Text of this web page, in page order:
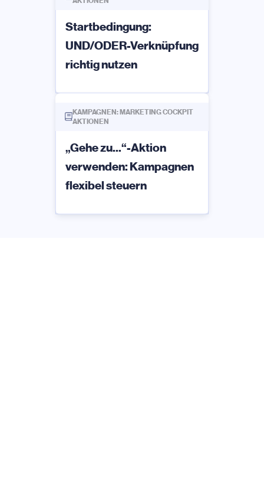
Startbedingung:
UND/ODER-Verknüpfung
richtig nutzen
KAMPAGNEN: MARKETING COCKPIT
AKTIONEN
„Gehe zu...“-Aktion
verwenden: Kampagnen
flexibel steuern